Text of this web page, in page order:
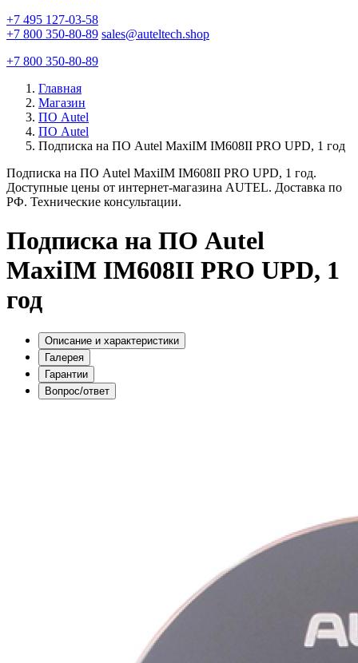
+7 495 127-03-58
+7 800 350-80-89 sales@auteltech.shop
+7 800 350-80-89
Главная
Магазин
ПО Autel
ПО Autel
Подписка на ПО Autel MaxiIM IM608II PRO UPD, 1 год
Подписка на ПО Autel MaxiIM IM608II PRO UPD, 1 год.
Доступные цены от интернет-магазина AUTEL. Доставка по
РФ. Технические консультации.
Подписка на ПО Autel
MaxiIM IM608II PRO UPD, 1
год
Описание и характеристики
Галерея
Гарантии
Вопрос/ответ